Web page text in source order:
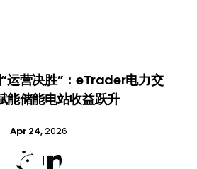
运营决胜”：eTrader电力交
能储能电站收益跃升
Apr 24,2026
